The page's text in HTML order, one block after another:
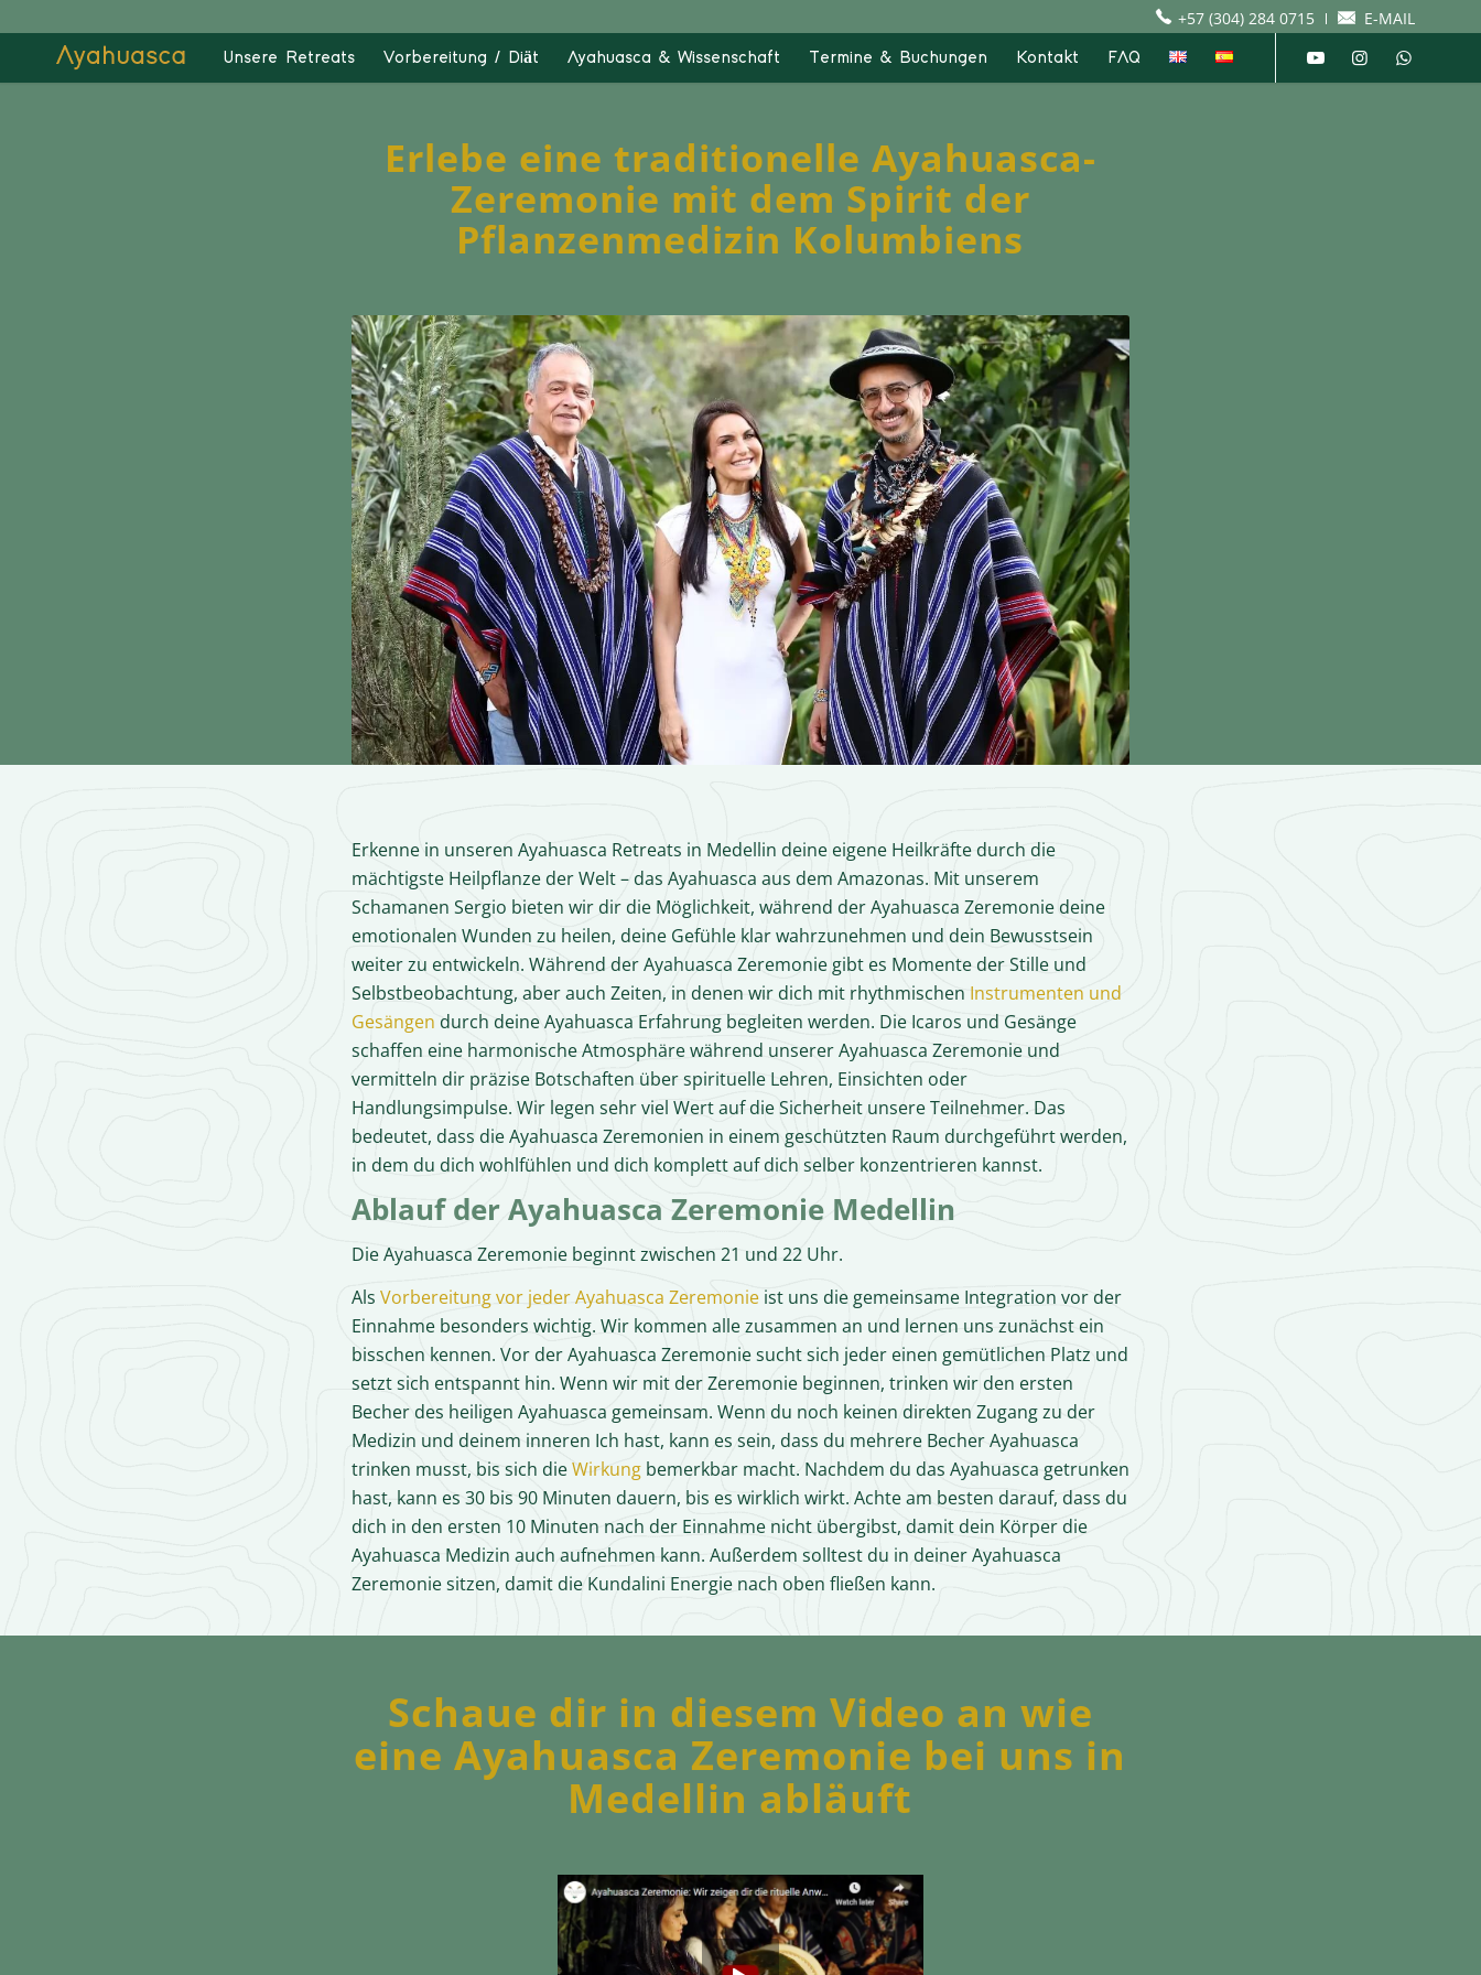
+57 (304) 284 0715 E-MAIL
Unsere Retreats Vorbereitung / Diät Ayahuasca & Wissenschaft Termine & Buchungen Kontakt FAQ
Erlebe eine traditionelle Ayahuasca-
Zeremonie mit dem Spirit der
Pflanzenmedizin Kolumbiens
Erkenne in unseren Ayahuasca Retreats in Medellin deine eigene Heilkräfte durch die
mächtigste Heilpflanze der Welt – das Ayahuasca aus dem Amazonas. Mit unserem
Schamanen Sergio bieten wir dir die Möglichkeit, während der Ayahuasca Zeremonie deine
emotionalen Wunden zu heilen, deine Gefühle klar wahrzunehmen und dein Bewusstsein
weiter zu entwickeln. Während der Ayahuasca Zeremonie gibt es Momente der Stille und
Selbstbeobachtung, aber auch Zeiten, in denen wir dich mit rhythmischen Instrumenten und
Gesängen durch deine Ayahuasca Erfahrung begleiten werden. Die Icaros und Gesänge
schaffen eine harmonische Atmosphäre während unserer Ayahuasca Zeremonie und
vermitteln dir präzise Botschaften über spirituelle Lehren, Einsichten oder
Handlungsimpulse. Wir legen sehr viel Wert auf die Sicherheit unsere Teilnehmer. Das
bedeutet, dass die Ayahuasca Zeremonien in einem geschützten Raum durchgeführt werden,
in dem du dich wohlfühlen und dich komplett auf dich selber konzentrieren kannst.
Ablauf der Ayahuasca Zeremonie Medellin
Die Ayahuasca Zeremonie beginnt zwischen 21 und 22 Uhr.
Als Vorbereitung vor jeder Ayahuasca Zeremonieist uns die gemeinsame Integration vor der
Einnahme besonders wichtig. Wir kommen alle zusammen an und lernen uns zunächst ein
bisschen kennen. Vor der Ayahuasca Zeremonie sucht sich jeder einen gemütlichen Platz und
setzt sich entspannt hin. Wenn wir mit der Zeremonie beginnen, trinken wir den ersten
Becher des heiligen Ayahuasca gemeinsam. Wenn du noch keinen direkten Zugang zu der
Medizin und deinem inneren Ich hast, kann es sein, dass du mehrere Becher Ayahuasca
trinken musst, bis sich dieWirkungbemerkbar macht. Nachdem du das Ayahuasca getrunken
hast, kann es 30 bis 90 Minuten dauern, bis es wirklich wirkt. Achte am besten darauf, dass du
dich in den ersten 10 Minuten nach der Einnahme nicht übergibst, damit dein Körper die
Ayahuasca Medizin auch aufnehmen kann. Außerdem solltest du in deiner Ayahuasca
Zeremonie sitzen, damit die Kundalini Energie nach oben fließen kann.
Schaue dir in diesem Video an wie
eine Ayahuasca Zeremonie bei uns in
Medellin abläuft